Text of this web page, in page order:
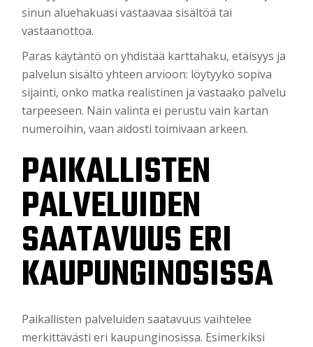
sinun aluehakuasi vastaavaa sisältöä tai
vastaanottoa.
Paras käytäntö on yhdistää karttahaku, etäisyys ja
palvelun sisältö yhteen arvioon: löytyykö sopiva
sijainti, onko matka realistinen ja vastaako palvelu
tarpeeseen. Näin valinta ei perustu vain kartan
numeroihin, vaan aidosti toimivaan arkeen.
PAIKALLISTEN
PALVELUIDEN
SAATAVUUS ERI
KAUPUNGINOSISSA
Paikallisten palveluiden saatavuus vaihtelee
merkittävästi eri kaupunginosissa. Esimerkiksi